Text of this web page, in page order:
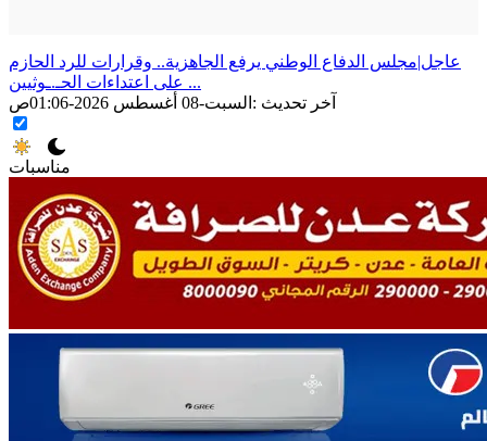
عاجل|مجلس الدفاع الوطني يرفع الجاهزية.. وقرارات للرد الحازم
على اعتداءات الحـ.ـوثيين ...
آخر تحديث : السبت-08 أغسطس 2026-01:06ص
مناسبات